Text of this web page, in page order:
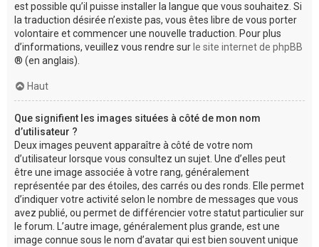
est possible qu’il puisse installer la langue que vous souhaitez. Si
la traduction désirée n’existe pas, vous êtes libre de vous porter
volontaire et commencer une nouvelle traduction. Pour plus
d’informations, veuillez vous rendre sur le site internet de phpBB
® (en anglais).
Haut
Que signifient les images situées à côté de mon nom
d’utilisateur ?
Deux images peuvent apparaître à côté de votre nom
d’utilisateur lorsque vous consultez un sujet. Une d’elles peut
être une image associée à votre rang, généralement
représentée par des étoiles, des carrés ou des ronds. Elle permet
d’indiquer votre activité selon le nombre de messages que vous
avez publié, ou permet de différencier votre statut particulier sur
le forum. L’autre image, généralement plus grande, est une
image connue sous le nom d’avatar qui est bien souvent unique